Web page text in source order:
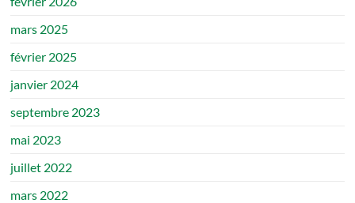
mars 2025
février 2025
janvier 2024
septembre 2023
mai 2023
juillet 2022
mars 2022